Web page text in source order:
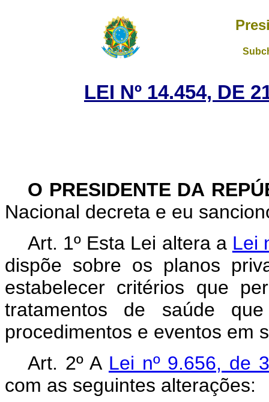
LEI Nº 14.454, DE
O PRESIDENTE DA
Nacional decreta e eu
Art. 1º Esta Lei altera a Lei
dispõe sobre os planos
estabelecer critérios que
tratamentos de saúde
procedimentos e eventos em
Art. 2º A Lei nº 9.656, de
com as seguintes alterações: